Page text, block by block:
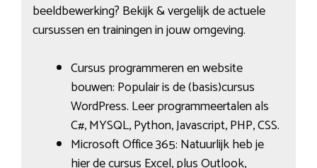
beeldbewerking? Bekijk & vergelijk de actuele
cursussen en trainingen in jouw omgeving.
Cursus programmeren en website
bouwen: Populair is de (basis)cursus
WordPress. Leer programmeertalen als
C#, MYSQL, Python, Javascript, PHP, CSS.
Microsoft Office 365: Natuurlijk heb je